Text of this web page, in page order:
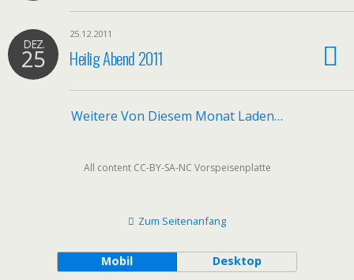
DEZ.
25
25.12.2011
Heilig Abend 2011
Weitere Von Diesem Monat Laden…
All content CC-BY-SA-NC Vorspeisenplatte
Zum Seitenanfang
Mobil Desktop